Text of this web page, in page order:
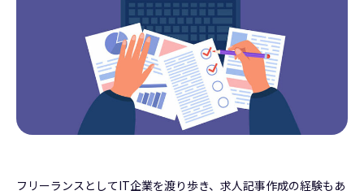
フリーランスとしてIT企業を渡り歩き、求人記事作成の経験もあ